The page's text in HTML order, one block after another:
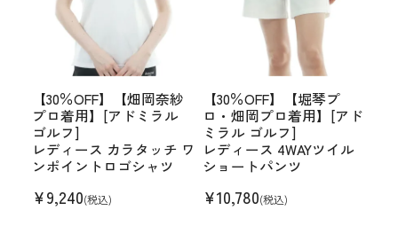
【30％OFF】【畑岡奈紗
プロ着用】[アドミラル
ゴルフ]
レディース カラタッチ ワ
ンポイントロゴシャツ
¥9,240(税込)
【30％OFF】【堀琴プ
ロ・畑岡プロ着用】[アド
ミラル ゴルフ]
レディース 4WAYツイル
ショートパンツ
¥10,780(税込)